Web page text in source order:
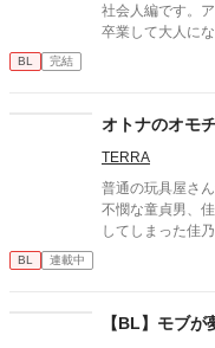
社会人編です。
卒業して大人に
BL 完結
オトナのオモ
TERRA
普通の玩具屋さ
不憫な童貞男、
してしまった佳
BL 連載中
【BL】モブが